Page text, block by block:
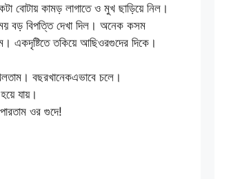
বোটায় কামড় লাগাতে ও মুখ ছাড়িয়ে নিল।
বড় বিপত্তি দেখা দিল। অনেক কসম
একদৃষ্টিতে তকিয়ে আছিওরগুদের দিকে।
বছরখানেকএভাবে চলে।
যায়।
ওর গুদে!